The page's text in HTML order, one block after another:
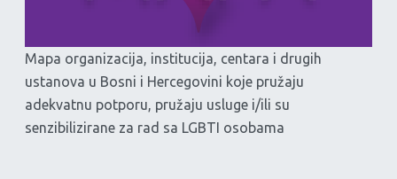
Mapa organizacija, institucija, centara i drugih
ustanova u Bosni i Hercegovini koje pružaju
adekvatnu potporu, pružaju usluge i/ili su
senzibilizirane za rad sa LGBTI osobama